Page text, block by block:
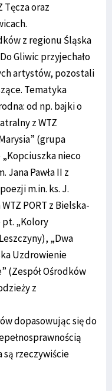
oraz
z regionu Śląska
Gliwic przyjechało
artystów, pozostali
Tematyka
od np. bajki o
z WTZ
(grupa
nieco
Jana Pawła II z
m.in. ks. J.
PORT z Bielska-
„Kolory
„Dwa
Uzdrowienie
(Zespół Ośrodków
z
dopasowując się do
są rzeczywiście